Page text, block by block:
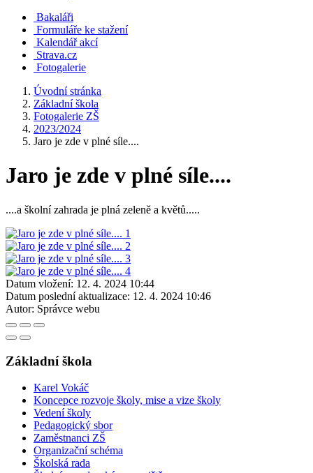
Bakaláři
Formuláře ke stažení
Kalendář akcí
Strava.cz
Fotogalerie
Úvodní stránka
Základní škola
Fotogalerie ZŠ
2023/2024
Jaro je zde v plné síle....
Jaro je zde v plné síle....
....a školní zahrada je plná zeleně a květů.....
Datum vložení: 12. 4. 2024 10:44
Datum poslední aktualizace: 12. 4. 2024 10:46
Autor: Správce webu
Základní škola
Karel Vokáč
Koncepce rozvoje školy, mise a vize školy
Vedení školy
Pedagogický sbor
Zaměstnanci ZŠ
Organizační schéma
Školská rada